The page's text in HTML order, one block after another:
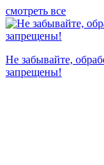
смотреть все
Не забывайте,
запрещены!